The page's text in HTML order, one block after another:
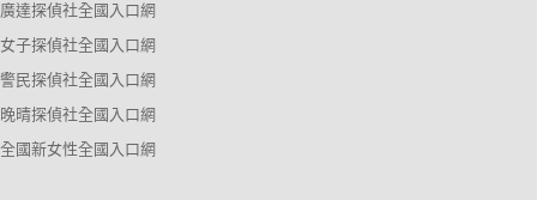
廣達探偵社全國入口網
女子探偵社全國入口網
警民探偵社全國入口網
晚晴探偵社全國入口網
全國新女性全國入口網